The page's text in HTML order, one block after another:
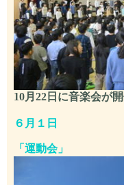
10月22日に音楽会が
６月１日
「 運動会」